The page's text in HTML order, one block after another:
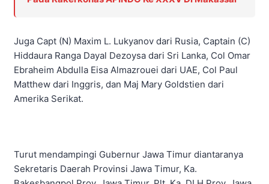
Juga Capt (N) Maxim L. Lukyanov dari Rusia, Captain (C)
Hiddaura Ranga Dayal Dezoysa dari Sri Lanka, Col Omar
Ebraheim Abdulla Eisa Almazrouei dari UAE, Col Paul
Matthew dari Inggris, dan Maj Mary Goldstien dari
Amerika Serikat.
Turut mendampingi Gubernur Jawa Timur diantaranya
Sekretaris Daerah Provinsi Jawa Timur, Ka.